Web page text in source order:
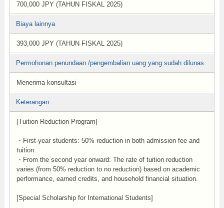
700,000 JPY (TAHUN FISKAL 2025)
Biaya lainnya
393,000 JPY (TAHUN FISKAL 2025)
Permohonan penundaan /pengembalian uang yang sudah dilunas
Menerima konsultasi
Keterangan
[Tuition Reduction Program]
・First-year students: 50% reduction in both admission fee and
tuition.
・From the second year onward: The rate of tuition reduction
varies (from 50% reduction to no reduction) based on academic
performance, earned credits, and household financial situation.
[Special Scholarship for International Students]